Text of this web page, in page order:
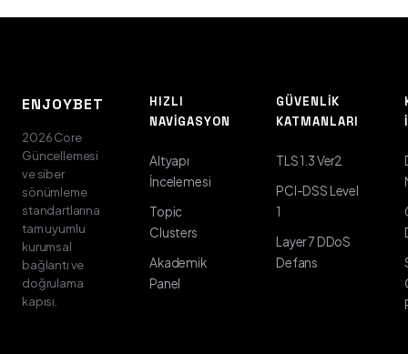
ENJOYBET
2026 Core
Güncellemesi
ve siber
sönümleme
standartlarına
tam uyumlu
kurumsal
bağlantı ve
doğrulama
kapısı.
HIZLI
NAVIGASYON
Altyapı
İncelemesi
Topic
Clusters
Akademik
Panel
GÜVENLIK
KATMANLARI
TLS 1.3 Ver2
PCI-DSS Level
1
Layer 7 DDoS
Defans